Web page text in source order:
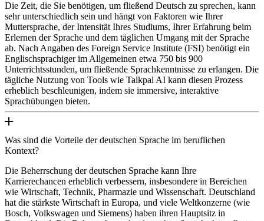
Die Zeit, die Sie benötigen, um fließend Deutsch zu sprechen, kann
sehr unterschiedlich sein und hängt von Faktoren wie Ihrer
Muttersprache, der Intensität Ihres Studiums, Ihrer Erfahrung beim
Erlernen der Sprache und dem täglichen Umgang mit der Sprache
ab. Nach Angaben des Foreign Service Institute (FSI) benötigt ein
Englischsprachiger im Allgemeinen etwa 750 bis 900
Unterrichtsstunden, um fließende Sprachkenntnisse zu erlangen. Die
tägliche Nutzung von Tools wie Talkpal AI kann diesen Prozess
erheblich beschleunigen, indem sie immersive, interaktive
Sprachübungen bieten.
Was sind die Vorteile der deutschen Sprache im beruflichen
Kontext?
Die Beherrschung der deutschen Sprache kann Ihre
Karrierechancen erheblich verbessern, insbesondere in Bereichen
wie Wirtschaft, Technik, Pharmazie und Wissenschaft. Deutschland
hat die stärkste Wirtschaft in Europa, und viele Weltkonzerne (wie
Bosch, Volkswagen und Siemens) haben ihren Hauptsitz in